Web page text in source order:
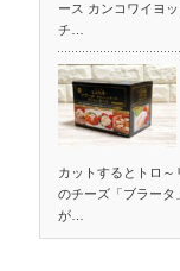
ース カンコワイヨ
チ…
カットするとトロ
のチーズ「ブラータ
が…